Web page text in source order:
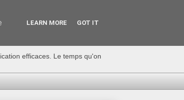
efficaces. Le temps qu'on
LEARN MORE GOT IT